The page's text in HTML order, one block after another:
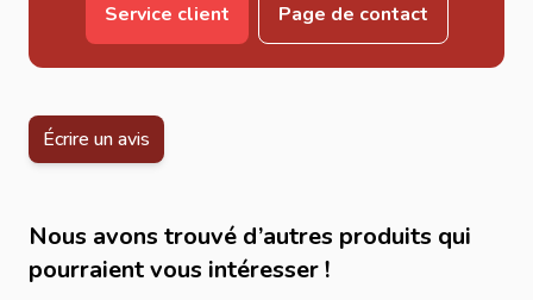
Abords de piscines.
Terrasses de restaurants et hôtels.
Caractéristiques techniques
Matériau : bois composite.
Dimensions : 21x145 mm.
Utilisation : extérieure.
Service client Page de contact
Écrire un avis
Nous avons trouvé d’autres produits qui
pourraient vous intéresser !